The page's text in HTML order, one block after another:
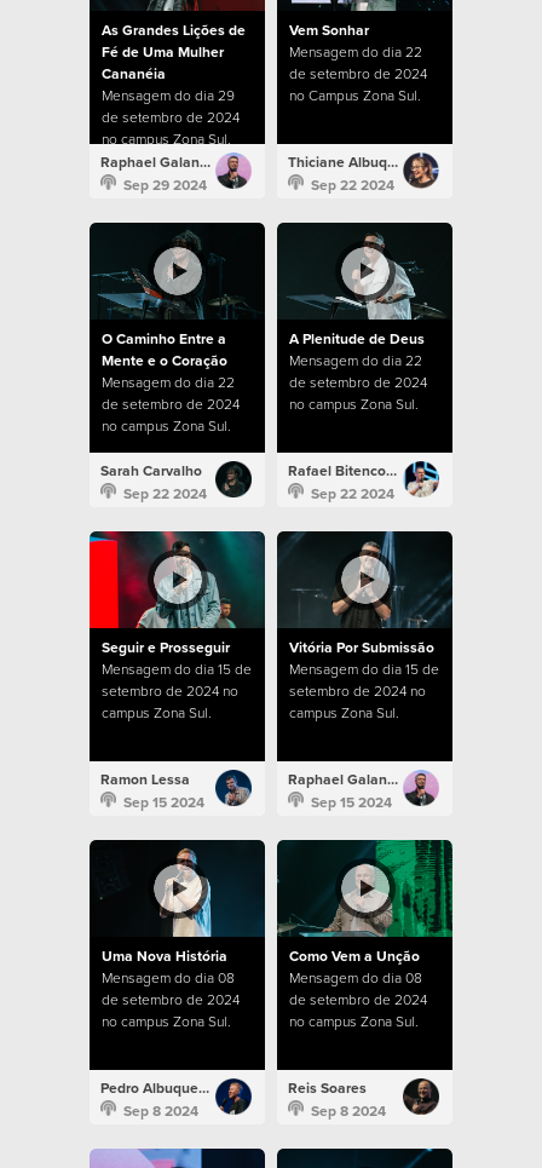
As Grandes Lições de
Fé de Uma Mulher
Cananéia
Mensagem do dia 29
de setembro de 2024
no campus Zona Sul.
Raphael Galante
Sep 29 2024
Vem Sonhar
Mensagem do dia 22
de setembro de 2024
no Campus Zona Sul.
Thiciane Albuquerque
Sep 22 2024
O Caminho Entre a
Mente e o Coração
Mensagem do dia 22
de setembro de 2024
no campus Zona Sul.
Sarah Carvalho
Sep 22 2024
A Plenitude de Deus
Mensagem do dia 22
de setembro de 2024
no campus Zona Sul.
Rafael Bitencourt
Sep 22 2024
Seguir e Prosseguir
Mensagem do dia 15 de
setembro de 2024 no
campus Zona Sul.
Ramon Lessa
Sep 15 2024
Vitória Por Submissão
Mensagem do dia 15 de
setembro de 2024 no
campus Zona Sul.
Raphael Galante
Sep 15 2024
Uma Nova História
Mensagem do dia 08
de setembro de 2024
no campus Zona Sul.
Pedro Albuquerque
Sep 8 2024
Como Vem a Unção
Mensagem do dia 08
de setembro de 2024
no campus Zona Sul.
Reis Soares
Sep 8 2024